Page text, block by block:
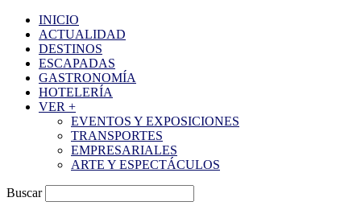
INICIO
ACTUALIDAD
DESTINOS
ESCAPADAS
GASTRONOMÍA
HOTELERÍA
VER +
EVENTOS Y EXPOSICIONES
TRANSPORTES
EMPRESARIALES
ARTE Y ESPECTÁCULOS
Buscar